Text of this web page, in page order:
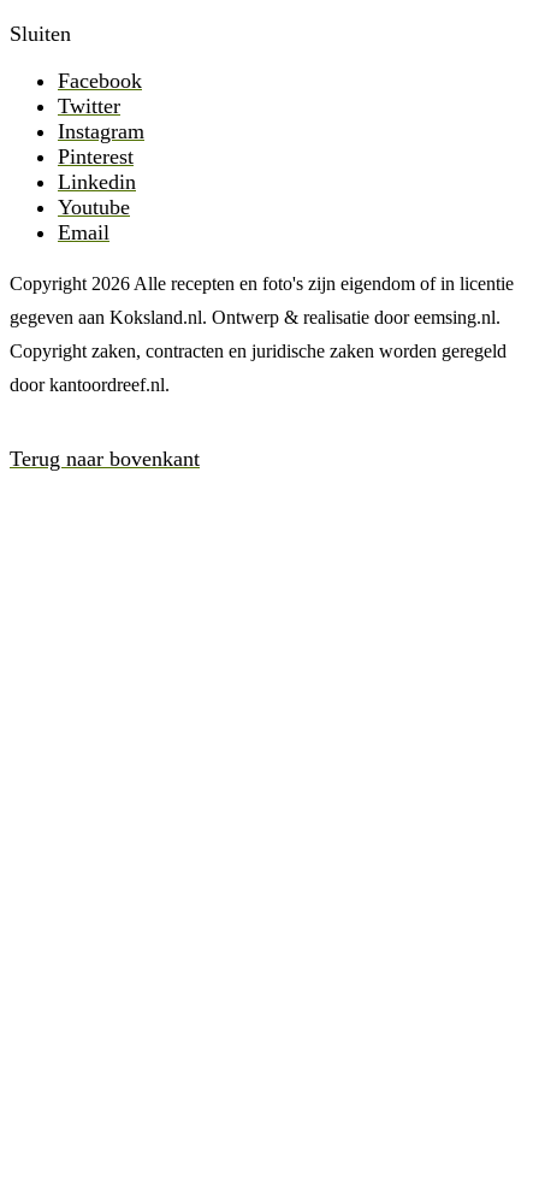
Sluiten
Facebook
Twitter
Instagram
Pinterest
Linkedin
Youtube
Email
Copyright 2026 Alle recepten en foto's zijn eigendom of in licentie
gegeven aan Koksland.nl. Ontwerp & realisatie door eemsing.nl.
Copyright zaken, contracten en juridische zaken worden geregeld
door kantoordreef.nl.
Terug naar bovenkant